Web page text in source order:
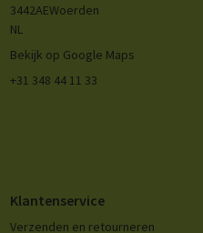
3442AEWoerden
NL
Bekijk op Google Maps
+31 348 44 11 33
Klantenservice
Verzenden en retourneren